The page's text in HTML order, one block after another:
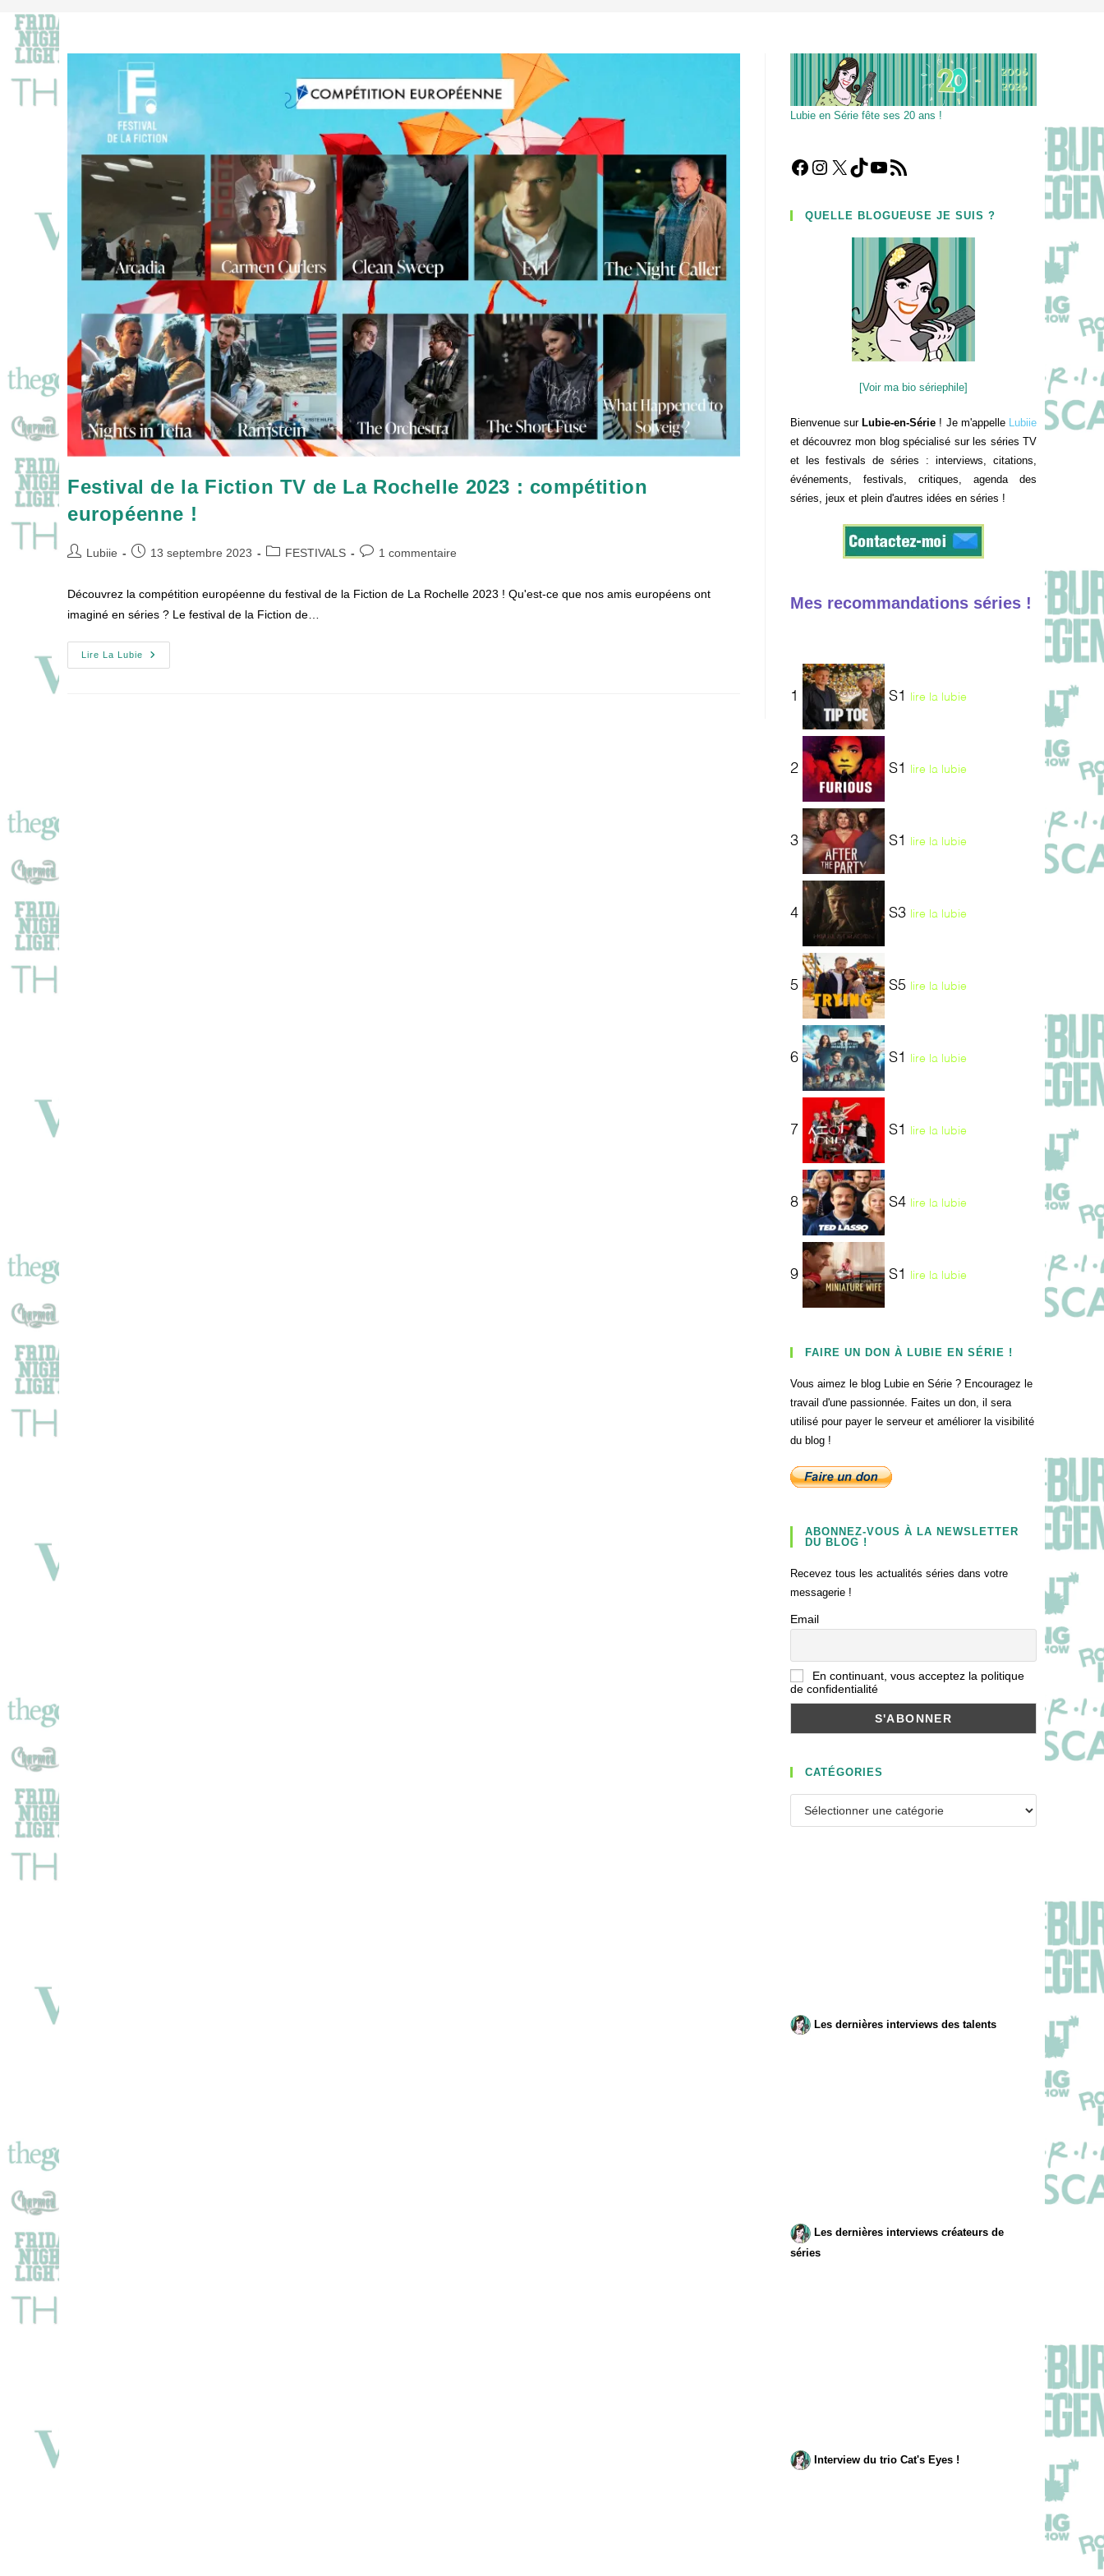
Festival de la Fiction TV de La Rochelle 2023 : compétition
européenne !
Auteur/autrice
Lubiie
Publication
13 septembre 2023
PostFESTIVALS
Commentaires
1 commentaire
Découvrez la compétition européenne du festival de la Fiction de La Rochelle 2023 ! Qu'est-ce que nos amis européens ont
imaginé en séries ? Le festival de la Fiction de…
Lire La Lubie
Festival
De
Lubie en Série fête ses 20 ans !
Facebook
Instagram
X TikTokYouTube
Flux RSS
QUELLE BLOGUEUSE JE SUIS ?
[Voir ma bio sériephile]
Bienvenue sur Lubie-en-Série ! Je m'appelle Lubiie
et découvrez mon blog spécialisé sur les séries TV
et les festivals de séries : interviews, citations,
événements, festivals, critiques, agenda des
séries, jeux et plein d'autres idées en séries !
Mes recommandations séries !
1 S1 lire la lubie
2 S1 lire la lubie
3 S1 lire la lubie
4 S3 lire la lubie
5 S5 lire la lubie
6 S1 lire la lubie
7 S1 lire la lubie
8 S4 lire la lubie
9 S1 lire la lubie
FAIRE UN DON À LUBIE EN SÉRIE !
Vous aimez le blog Lubie en Série ? Encouragez le
travail d'une passionnée. Faites un don, il sera
utilisé pour payer le serveur et améliorer la visibilité
du blog !
ABONNEZ-VOUS À LA NEWSLETTER
DU BLOG !
Recevez tous les actualités séries dans votre
messagerie !
Email
En continuant, vous acceptez la politique
de confidentialité
CATÉGORIES
Les dernières interviews des talents
Les dernières interviews créateurs de
séries
Interview du trio Cat's Eyes !